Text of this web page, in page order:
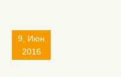
9, Июн
2016